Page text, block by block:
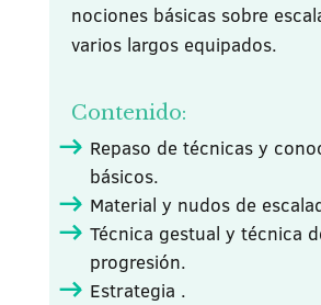
nociones básicas sobre
varios largos equipados.
Contenido:
Repaso de técnicas y
básicos.
Material y nudos de
Técnica gestual y técnica
progresión.
Estrategia .